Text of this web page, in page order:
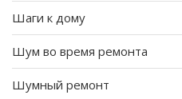
Шаги к дому
Шум во время ремонта
Шумный ремонт